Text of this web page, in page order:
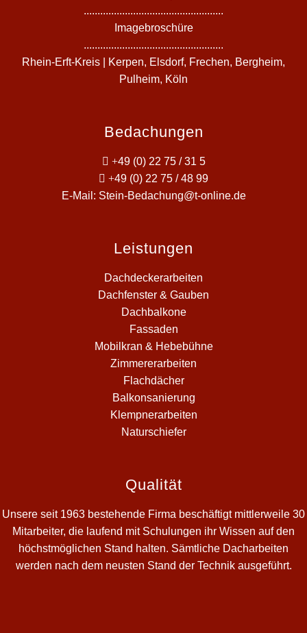
...................................................
Imagebroschüre
...................................................
Rhein-Erft-Kreis | Kerpen, Elsdorf, Frechen, Bergheim,
Pulheim, Köln
Bedachungen
+49 (0) 22 75 / 31 5
+49 (0) 22 75 / 48 99
E-Mail: Stein-Bedachung@t-online.de
Leistungen
Dachdeckerarbeiten
Dachfenster & Gauben
Dachbalkone
Fassaden
Mobilkran & Hebebühne
Zimmererarbeiten
Flachdächer
Balkonsanierung
Klempnerarbeiten
Naturschiefer
Qualität
Unsere seit 1963 bestehende Firma beschäftigt mittlerweile 30
Mitarbeiter, die laufend mit Schulungen ihr Wissen auf den
höchstmöglichen Stand halten. Sämtliche Dacharbeiten
werden nach dem neusten Stand der Technik ausgeführt.